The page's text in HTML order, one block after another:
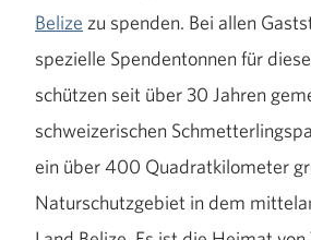
Belize zu spenden. Bei allen
spezielle Spendentonnen für
schützen seit über 30 Jahren
schweizerischen
ein über 400 Quadratkilometer
Naturschutzgebiet in dem